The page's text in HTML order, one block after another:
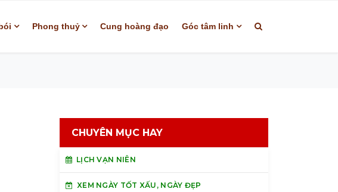
Phong thuỷ Cung hoàng đạo Góc tâm linh
CHUYÊN MỤC HAY
LỊCH VẠN NIÊN
XEM NGÀY TỐT XẤU, NGÀY ĐẸP